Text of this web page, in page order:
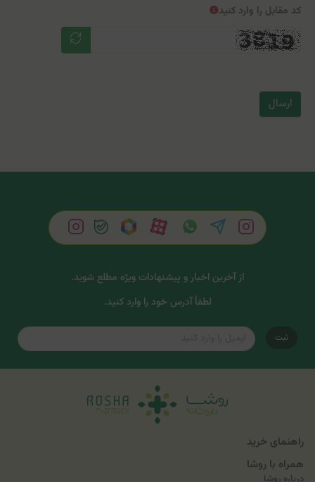
کد مقابل را وارد کنید
ارسال
از آخرین اخبار و پیشنهادات ویژه مطلع شوید.
لطفاً آدرس خود را وارد کنید.
ثبت
راهنمای خرید
همراه با روشا
درباره روشا